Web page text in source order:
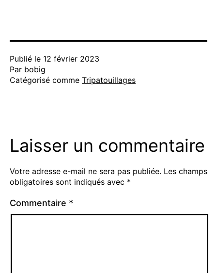
Publié le 12 février 2023
Par bobig
Catégorisé comme Tripatouillages
Laisser un commentaire
Votre adresse e-mail ne sera pas publiée. Les champs
obligatoires sont indiqués avec *
Commentaire *